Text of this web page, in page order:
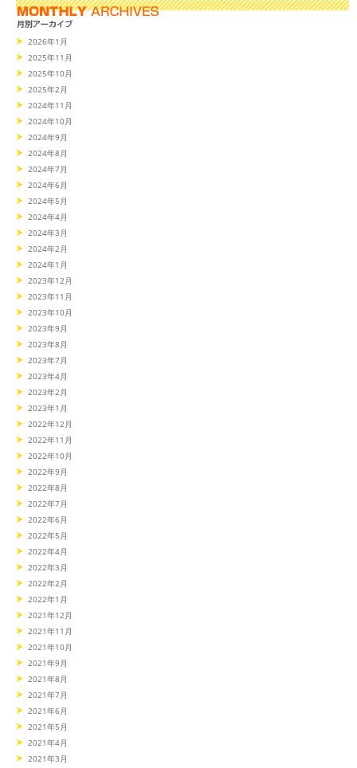
2026年1月
2025年11月
2025年10月
2025年2月
2024年11月
2024年10月
2024年9月
2024年8月
2024年7月
2024年6月
2024年5月
2024年4月
2024年3月
2024年2月
2024年1月
2023年12月
2023年11月
2023年10月
2023年9月
2023年8月
2023年7月
2023年4月
2023年2月
2023年1月
2022年12月
2022年11月
2022年10月
2022年9月
2022年8月
2022年7月
2022年6月
2022年5月
2022年4月
2022年3月
2022年2月
2022年1月
2021年12月
2021年11月
2021年10月
2021年9月
2021年8月
2021年7月
2021年6月
2021年5月
2021年4月
2021年3月